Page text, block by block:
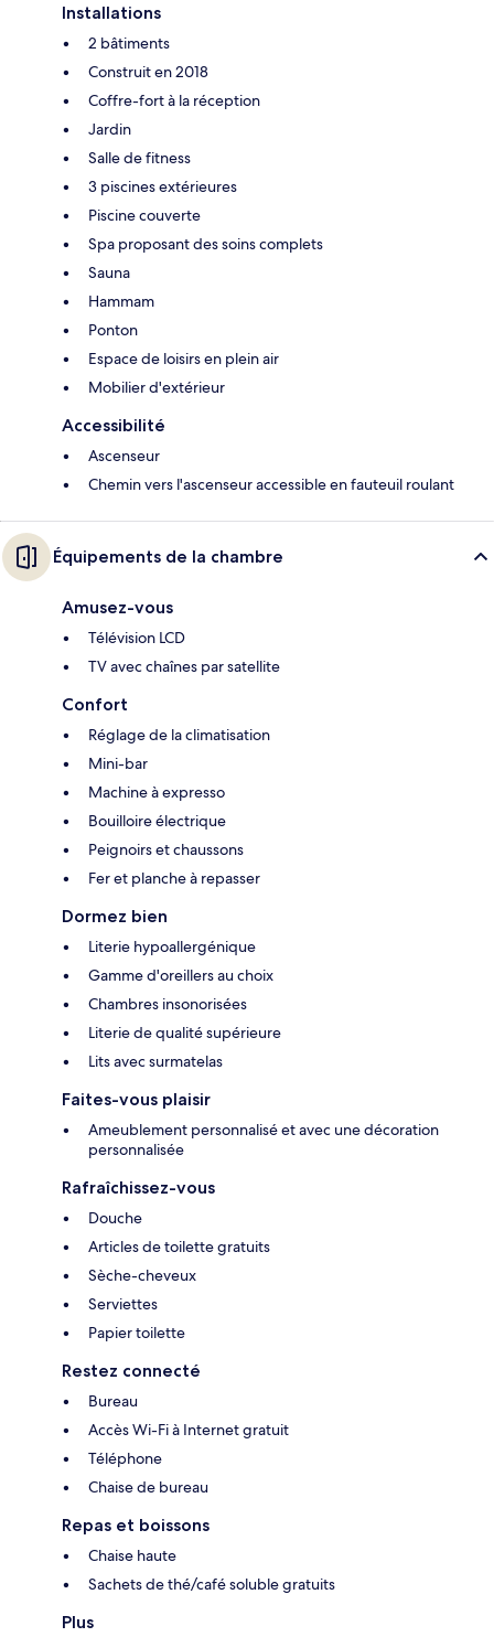
Installations
2 bâtiments
Construit en 2018
Coffre-fort à la réception
Jardin
Salle de fitness
3 piscines extérieures
Piscine couverte
Spa proposant des soins complets
Sauna
Hammam
Ponton
Espace de loisirs en plein air
Mobilier d'extérieur
Accessibilité
Ascenseur
Chemin vers l'ascenseur accessible en fauteuil roulant
Équipements de la chambre
Amusez-vous
Télévision LCD
TV avec chaînes par satellite
Confort
Réglage de la climatisation
Mini-bar
Machine à expresso
Bouilloire électrique
Peignoirs et chaussons
Fer et planche à repasser
Dormez bien
Literie hypoallergénique
Gamme d'oreillers au choix
Chambres insonorisées
Literie de qualité supérieure
Lits avec surmatelas
Faites-vous plaisir
Ameublement personnalisé et avec une décoration
personnalisée
Rafraîchissez-vous
Douche
Articles de toilette gratuits
Sèche-cheveux
Serviettes
Papier toilette
Restez connecté
Bureau
Accès Wi-Fi à Internet gratuit
Téléphone
Chaise de bureau
Repas et boissons
Chaise haute
Sachets de thé/café soluble gratuits
Plus